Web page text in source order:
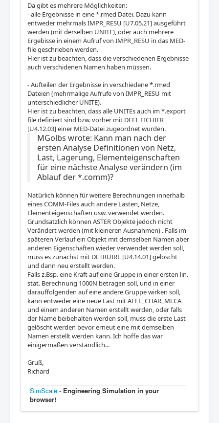
Da gibt es mehrere Möglichkeiten:
- alle Ergebnisse in eine *.rmed Datei. Dazu kann
entweder mehrmals IMPR_RESU [U7.05.21] ausgeführt
werden (mit derselben UNITE), oder auch mehrere
Ergebisse in einem Aufruf von IMPR_RESU in das MED-
file geschrieben werden.
Hier ist zu beachten, dass die verschiedenen Ergebnisse
auch verschidenen Namen haben müssen.
- Aufteilen der Ergebnisse in verschiedene *.rmed
Dateien (mehrmalige Aufrufe von IMPR_RESU mit
unterschiedlicher UNITE).
Hier ist zu beachten, dass alle UNITEs auch im *.export
file definiert sind bzw. vorher mit DEFI_FICHIER
[U4.12.03] einer MED-Datei zugeordnet wurden.
MGolbs wrote: Kann man nach der
ersten Analyse Definitionen von Netz,
Last, Lagerung, Elementeigenschaften
für eine nächste Analyse verändern (im
Ablauf der *.comm)?
Natürlich können für weitere Berechnungen innerhalb
eines COMM-Files auch andere Lasten, Netze,
Elementeigenschaften usw. verwendet werden.
Grundsätzlich können ASTER Objekte jedoch nicht
Verändert werden (mit kleineren Ausnahmen) . Falls im
späteren Verlauf ein Objekt mit demselben Namen aber
anderen Eigenschaften wieder verwendet werden soll,
muss es zunächst mit DETRUIRE [U4.14.01] gelöscht
und dann neu erstellt werden.
Falls z.Bsp. eine Kraft auf eine Gruppe in einer ersten lin.
stat. Berechnung 1000N betragen soll, und in einer
darauffolgenden auf eine andere Gruppe wirken soll,
kann entweder eine neue Last mit AFFE_CHAR_MECA
und einem anderen Namen erstellt werden, oder falls
der Name beibehalten werden soll, muss die erste Last
gelöscht werden bevor erneut eine mit demselben
Namen erstellt werden kann. Ich hoffe das war
einigermaßen verständlich...
Gruß,
Richard
SimScale - Engineering Simulation in your
browser!